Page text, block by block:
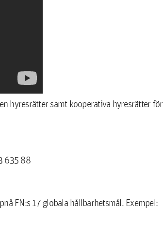
hyresrätter samt kooperativa hyresrätter för
635 88
FN:s 17 globala hållbarhetsmål. Exempel: